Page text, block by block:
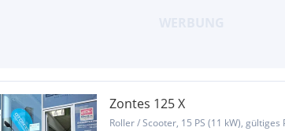
Zontes 125 X
Roller / Scooter, 15 PS (11 kW),